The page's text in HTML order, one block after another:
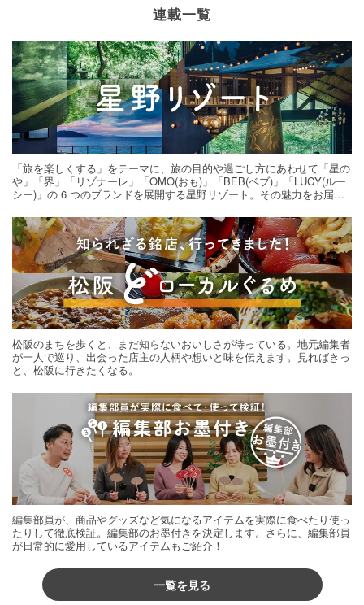
連載一覧
「旅を楽しくする」をテーマに、旅の目的や過ごし方にあわせて「星の
や」「界」「リゾナーレ」「OMO(おも)」「BEB(ベブ)」「LUCY(ルー
シー)」の 6 つのブランドを展開する星野リゾート。その魅力をお届け
松阪のまちを歩くと、まだ知らないおいしさが待っている。地元編集者
が一人で巡り、出会った店主の人柄や想いと味を伝えます。見ればきっ
と、松阪に行きたくなる。
編集部員が、商品やグッズなど気になるアイテムを実際に食べたり使っ
たりして徹底検証。編集部のお墨付きを決定します。さらに、編集部員
が日常的に愛用しているアイテムもご紹介！
一覧を見る